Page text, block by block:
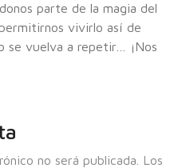
parte de la magia del
vivirlo así de
se vuelva a repetir… ¡Nos
no será publicada.
Los